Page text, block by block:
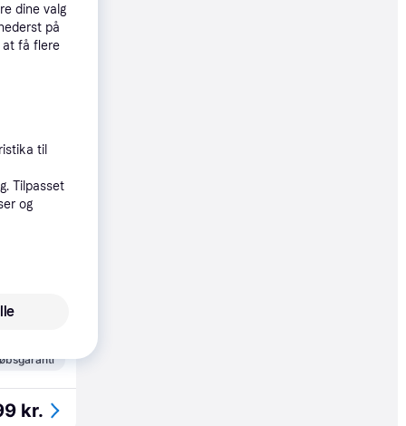
kr.
kr./md.
kr.
kr.
dine valg
på
at få flere
til
Tilpasset
og